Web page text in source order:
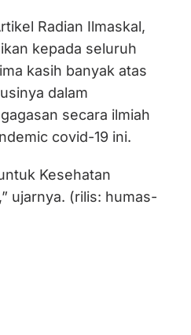
Radian Ilmaskal,
kepada seluruh
kasih banyak atas
dalam
secara ilmiah
covid-19 ini.
Kesehatan
ujarnya. (rilis: humas-